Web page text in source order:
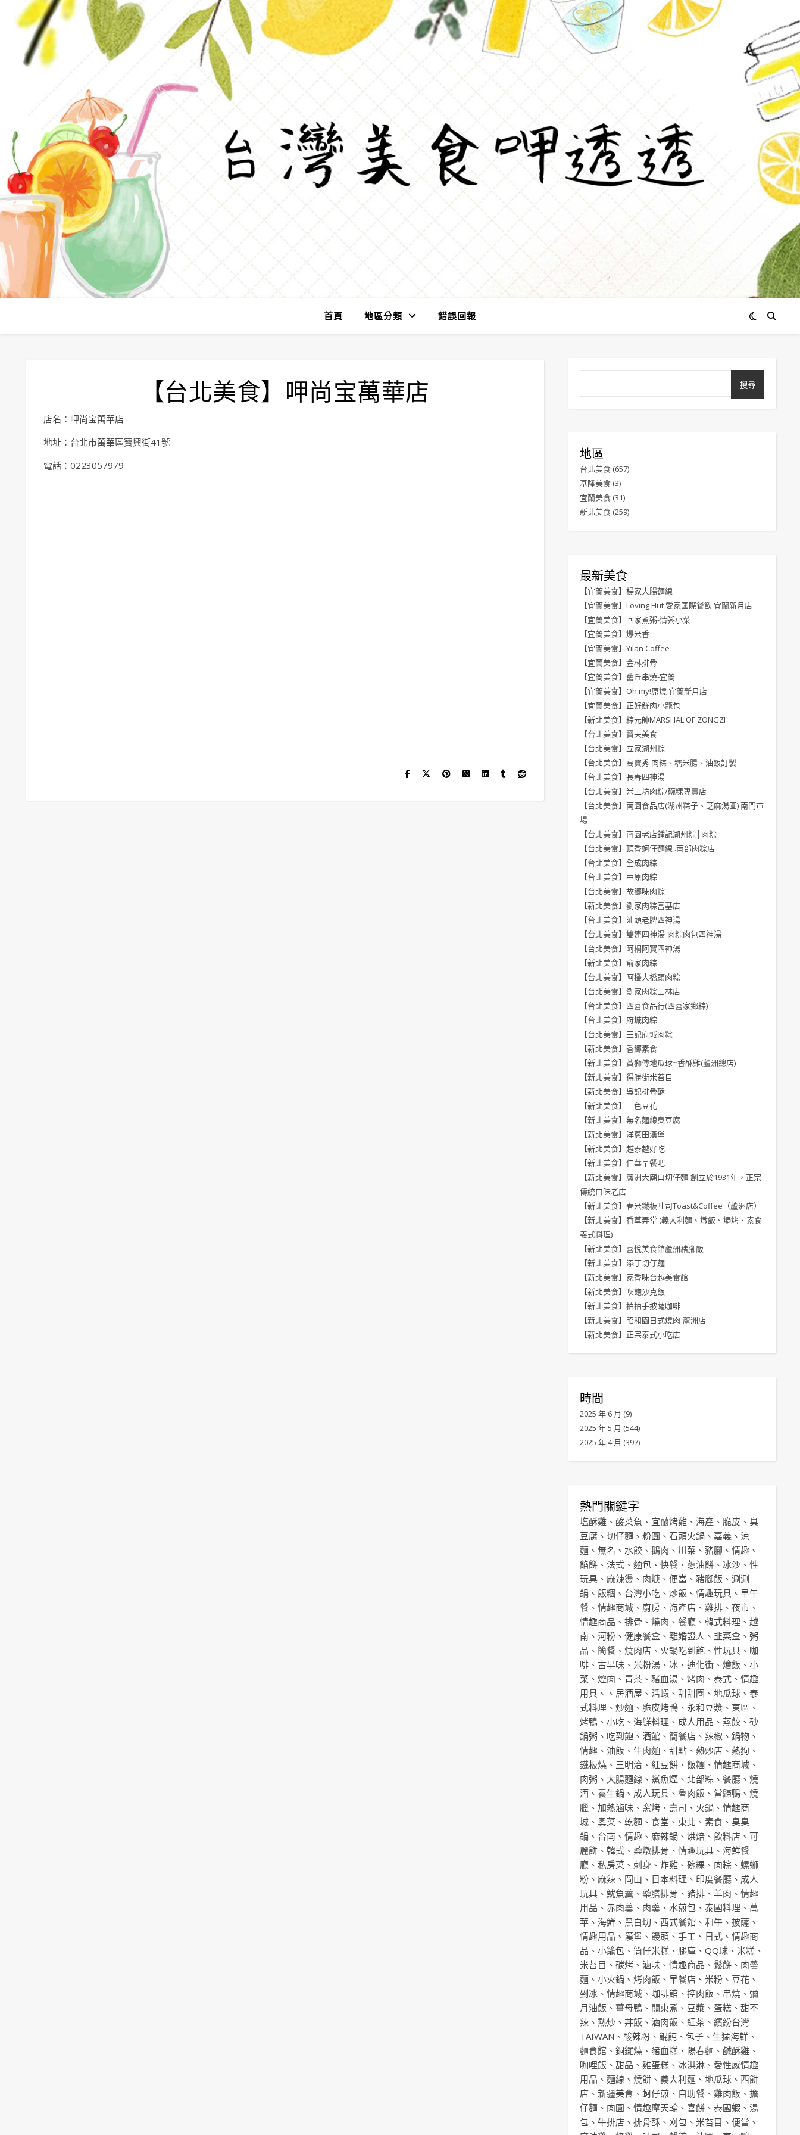
首頁 地區分類 錯誤回報
【台北美食】呷尚宝萬華店
店名：呷尚宝萬華店
地址：台北市萬華區寶興街41號
電話：0223057979
搜尋
地區
台北美食 (657)
基隆美食 (3)
宜蘭美食 (31)
新北美食 (259)
最新美食
【宜蘭美食】楊家大腸麵線
【宜蘭美食】Loving Hut 愛家國際餐飲 宜蘭新月店
【宜蘭美食】回家煮粥-清粥小菜
【宜蘭美食】爆米香
【宜蘭美食】Yilan Coffee
【宜蘭美食】金林排骨
【宜蘭美食】舊丘串燒-宜蘭
【宜蘭美食】Oh my!原燒 宜蘭新月店
【宜蘭美食】正好鮮肉小籠包
【新北美食】粽元帥MARSHAL OF ZONGZI
【台北美食】賢夫美食
【台北美食】立家湖州粽
【台北美食】高寶秀 肉粽、糯米腸、油飯訂製
【台北美食】長春四神湯
【台北美食】米工坊肉粽/碗粿專賣店
【台北美食】南園食品店(湖州粽子、芝麻湯圓) 南門市
場
【台北美食】南園老店鍾記湖州粽│肉粽
【台北美食】頂香蚵仔麵線 .南部肉粽店
【台北美食】全成肉粽
【台北美食】中原肉粽
【台北美食】故鄉味肉粽
【新北美食】劉家肉粽富基店
【台北美食】汕頭老牌四神湯
【台北美食】雙連四神湯-肉粽肉包四神湯
【台北美食】阿桐阿寶四神湯
【新北美食】俞家肉粽
【台北美食】阿欉大橋頭肉粽
【台北美食】劉家肉粽士林店
【台北美食】四喜食品行(四喜家鄉粽)
【台北美食】府城肉粽
【台北美食】王記府城肉粽
【新北美食】香鄉素食
【新北美食】黃獅傅地瓜球~香酥雞(蘆洲總店)
【新北美食】得勝街米苔目
【新北美食】吳記排骨酥
【新北美食】三色豆花
【新北美食】無名麵線臭豆腐
【新北美食】洋蔥田漢堡
【新北美食】越泰越好吃
【新北美食】仁華早餐吧
【新北美食】蘆洲大廟口切仔麵-創立於1931年，正宗
傳統口味老店
【新北美食】春米鐵板吐司Toast&Coffee（蘆洲店）
【新北美食】香草弄堂 (義大利麵、燉飯、焗烤、素食
義式料理)
【新北美食】喜悅美食館蘆洲豬腳飯
【新北美食】添丁切仔麵
【新北美食】家香味台越美食館
【新北美食】喫飽沙克飯
【新北美食】拍拍手披薩咖啡
【新北美食】昭和園日式燒肉-蘆洲店
【新北美食】正宗泰式小吃店
時間
2025 年 6 月 (9)
2025 年 5 月 (544)
2025 年 4 月 (397)
熱門關鍵字
塩酥雞 、 酸菜魚 、 宜蘭烤雞 、 海產 、 脆皮 、 臭
豆腐 、 切仔麵 、 粉圓 、 石頭火鍋 、 嘉義 、 涼
麵 、 無名 、 水餃 、 鵝肉 、 川菜 、 豬腳 、 情趣 、
餡餅 、 法式 、 麵包 、 快餐 、 蔥油餅 、 冰沙 、 性
玩具 、 麻辣燙 、 肉焿 、 便當 、 豬腳飯 、 涮涮
鍋 、 飯糰 、 台灣小吃 、 炒飯 、 情趣玩具 、 早午
餐 、 情趣商城 、 廚房 、 海產店 、 雞排 、 夜市 、
情趣商品 、 排骨 、 燒肉 、 餐廳 、 韓式料理 、 越
南 、 河粉 、 健康餐盒 、 離婚證人 、 韭菜盒 、 粥
品 、 簡餐 、 燒肉店 、 火鍋吃到飽 、 性玩具 、 咖
啡 、 古早味 、 米粉湯 、 冰 、 迪化街 、 燴飯 、 小
菜 、 焢肉 、 青茶 、 豬血湯 、 烤肉 、 泰式 、 情趣
用具 、、 居酒屋 、 活蝦 、 甜甜圈 、 地瓜球 、 泰
式料理 、 炒麵 、 脆皮烤鴨 、 永和豆漿 、 東區 、
烤鴨 、 小吃 、 海鮮料理 、 成人用品 、 蒸餃 、 砂
鍋粥 、 吃到飽 、 酒館 、 簡餐店 、 辣椒 、 鍋物 、
情趣 、 油飯 、 牛肉麵 、 甜點 、 熱炒店 、 熱狗 、
鐵板燒 、 三明治 、 紅豆餅 、 飯糰 、 情趣商城 、
肉粥 、 大腸麵線 、 鯊魚煙 、 北部粽 、 餐廳 、 燒
酒 、 養生鍋 、 成人玩具 、 魯肉飯 、 當歸鴨 、 燒
臘 、 加熱滷味 、 窯烤 、 壽司 、 火鍋 、 情趣商
城 、 奧菜 、 乾麵 、 食堂 、 東北 、 素食 、 臭臭
鍋 、 台南 、 情趣 、 麻辣鍋 、 烘焙 、 飲料店 、 可
麗餅 、 韓式 、 藥燉排骨 、 情趣玩具 、 海鮮餐
廳 、 私房菜 、 刺身 、 炸雞 、 碗粿 、 肉粽 、 螺螄
粉 、 麻辣 、 岡山 、 日本料理 、 印度餐廳 、 成人
玩具 、 魷魚羹 、 藥膳排骨 、 豬排 、 羊肉 、 情趣
用品 、 赤肉羹 、 肉羹 、 水煎包 、 泰國料理 、 萬
華 、 海鮮 、 黑白切 、 西式餐館 、 和牛 、 披薩 、
情趣用品 、 漢堡 、 饅頭 、 手工 、 日式 、 情趣商
品 、 小籠包 、 筒仔米糕 、 腿庫 、 QQ球 、 米糕 、
米苔目 、 碳烤 、 滷味 、 情趣商品 、 鬆餅 、 肉羹
麵 、 小火鍋 、 烤肉飯 、 早餐店 、 米粉 、 豆花 、
剉冰 、 情趣商城 、 咖啡館 、 控肉飯 、 串燒 、 彌
月油飯 、 薑母鴨 、 關東煮 、 豆漿 、 蛋糕 、 甜不
辣 、 熱炒 、 丼飯 、 滷肉飯 、 紅茶 、 繽紛台灣
TAIWAN 、 酸辣粉 、 餛飩 、 包子 、 生猛海鮮 、
麵食館 、 銅鑼燒 、 豬血糕 、 陽春麵 、 鹹酥雞 、
咖哩飯 、 甜品 、 雞蛋糕 、 冰淇淋 、 愛性感情趣
用品 、 麵線 、 燒餅 、 義大利麵 、 地瓜球 、 西餅
店 、 新疆美食 、 蚵仔煎 、 自助餐 、 雞肉飯 、 擔
仔麵 、 肉圓 、 情趣摩天輪 、 喜餅 、 泰國蝦 、 湯
包 、 牛排店 、 排骨酥 、 刈包 、 米苔目 、 便當 、